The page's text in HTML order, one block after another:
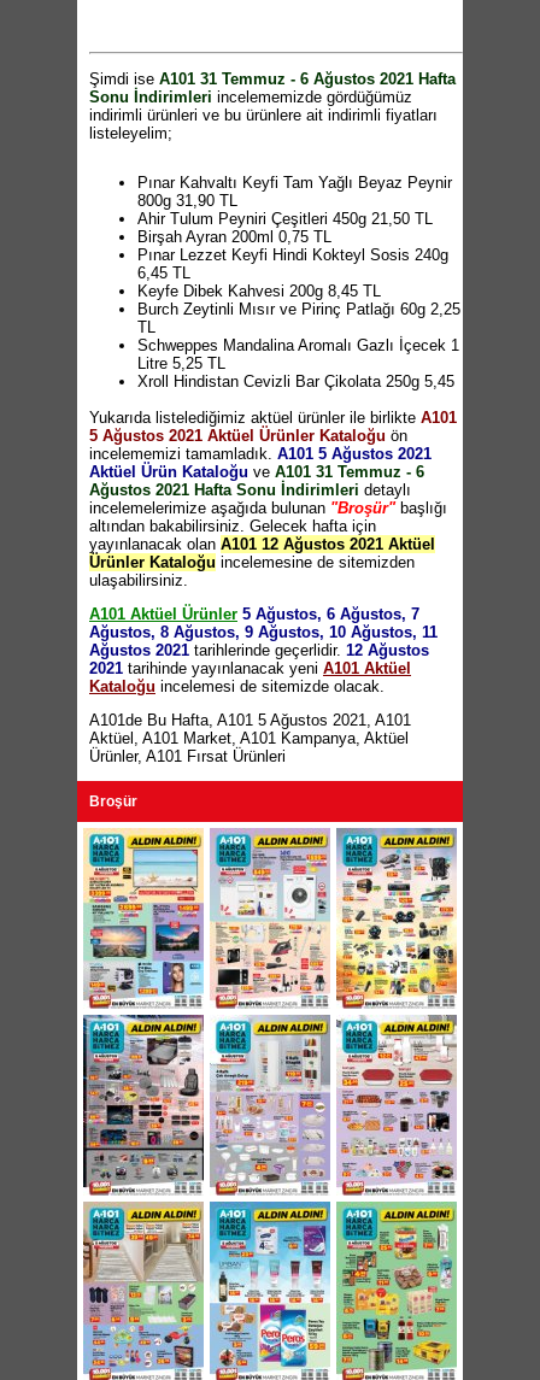
Led 99,95 TL
Piranha Hasır Oto Minderi 49,95 TL
Piranha Araç İçi Koltuk Arkası Organizer 2'li
15,95 TL
Piranha Araç İçi Şişme Yatak 199,95 TL
Piranha Animasyonlu Kayar Sinyal Sinyal ve
Piranha Animasyonlu Bagaj Altı Kayar Led
59,95 TL
Piranha Dijital Hava Kompresörü 129,95 TL
Piranha Araç Tipi El Süpürgesi 59,95 TL
Piranha Araç İçi 220V Dönüştürücü 129,95 TL
Piranha Bluetooth Aux Araç Kiti 19,95 TL
Piranha Yan Cam Güneşlik Seti 2'li 12,95 TL
Piranha Araç İçi Soğutucu Çiftli Vantilatör 65
TL
Piranha Araç İçi Soğutucu Vantilatör 39,95 TL
Piranha Oto Çakmak Çoklayıcı 21,95 TL
Piranha Mıknatıslı Telefon Tutucu 9,95 TL
Piranha Araç İçi Telefon Tutucu 17,95 TL
Piranha Dikiz Aynası Telefon Tutucu 24,95 TL
Piranha Arka Koltuk Telefon tutucu ve Askı
12,95 TL
Piranha Direksiyon Topuzu 17,95 TL
Piranha Oto Sökülebilir Jant Boyası ve Yüzey
Kaplama 27,95 TL
Piranha Araç İçi Kaydırmaz Tutucu Büyük
Ped 14,95 TL
Piranha Çekme Halatı 26,95 TL
Piranha Lastik Tamir Kiti 450ml 19,95 TL
Piranha Oto Ön Cam Güneşlik 12,95 TL
Piranha Tek Fiyat Oto Aksesuarları 9,95 TL
Samsung Mikrodalga Fırın 639 TL
Deerma VC25 Şarjlı Dik Süpürge 699 TL
LAV Pembe Tabaklı Çay Seti 12 Parça 47,95
TL
LAV Kapaklı Şişe 1200cc 12,95 TL
Borosilikat Cam Cezve 350ml 14,95 TL
Mermer Desenli Sunum Tabakları 7,50 TL
Keramika Çift Renkli Çerezlik 4,95 TL
Kalp / Yıldız Cam Tabak 15cm 2,95 TL
Paşabahçe Kare Borcam Tepsi 1950cc 21,95
TL
Paşabahçe Plastik Kapaklı Kare Borcam
1950cc 25,95 TL
Ayaklı Kapaklı Cam Servis Tabağı 31cm
29,95 TL
Silindir Saklama Kabı 2'li 34,95 TL
Kare Saklama Kabı Çeşitleri 3'lü 36,95 TL
Kulplu Desenli Cam Yağlık 1 Litre 8,50 TL
Tek Fiyat Plastik Ürünler 4,95 TL
Çok Amaçlı Organizer 12,50 TL
Kahve Bardağı 500ml 2,95 TL
Toka / Çorap Düzenleyici 3,95 TL
Ahşap Mutfak Gereçleri 6,95 TL
3'ü 1 Arada French Press 600ml 29,95 TL
Rooc Meyve Bıçağı 6'lı 14,95 TL
Silikon Askı 9,95 TL
Lisanslı Bardak Çeşitleri 4,95 TL
Seramik Mama Tabağı 29,5cm 9,95 TL
5 Raflı Kitaplık 119,95 TL
4 Raflı Çok Amaçlı Dolap 219,95 TL
Singer Dikiş Makinesi 649 TL
Schafer Chef Mix Mega Blender Seti 299 TL
Arzum Steampro Seramik Tabanlı Ütü 219 TL
Arzum Choppy Doğrayıcı 179 TL
Arzum Nuvo Saç Düzleştirici 149 TL
Aprilla Bluetooth Akıllı Banyo Baskülü 99,95
TL
Kaymaz Taban Saçaklı Yolluk 80x150cm
Şimdi ise A101 31 Temmuz - 6 Ağustos 2021 Hafta
Sonu İndirimleri incelememizde gördüğümüz
indirimli ürünleri ve bu ürünlere ait indirimli fiyatları
listeleyelim;
Pınar Kahvaltı Keyfi Tam Yağlı Beyaz Peynir
800g 31,90 TL
Ahir Tulum Peyniri Çeşitleri 450g 21,50 TL
Birşah Ayran 200ml 0,75 TL
Pınar Lezzet Keyfi Hindi Kokteyl Sosis 240g
6,45 TL
Keyfe Dibek Kahvesi 200g 8,45 TL
Burch Zeytinli Mısır ve Pirinç Patlağı 60g 2,25
TL
Schweppes Mandalina Aromalı Gazlı İçecek 1
Litre 5,25 TL
Xroll Hindistan Cevizli Bar Çikolata 250g 5,45
Dove Şampuan Çeşitleri 600ml 17,90 TL
Mistral Kağıt Havlu 6'lı 11,50 TL
Burcu Domates Salçası 1200g 10,45 TL(10
TL ve üzeri alışverişlerde geçerlidir)
Marmarabirlik Yağlı Salamura Zeytin 500g
11,95 TL(10 TL ve üzeri alışverişlerde
geçerlidir)
Yukarıda listelediğimiz aktüel ürünler ile birlikte A101
5 Ağustos 2021 Aktüel Ürünler Kataloğu ön
incelememizi tamamladık. A101 5 Ağustos 2021
Aktüel Ürün Kataloğu ve A101 31 Temmuz - 6
Ağustos 2021 Hafta Sonu İndirimleri detaylı
incelemelerimize aşağıda bulunan "Broşür"başlığı
altından bakabilirsiniz. Gelecek hafta için
yayınlanacak olan A101 12 Ağustos 2021 Aktüel
Ürünler Kataloğu incelemesine de sitemizden
ulaşabilirsiniz.
A101 Aktüel Ürünler 5 Ağustos, 6 Ağustos, 7
Ağustos, 8 Ağustos, 9 Ağustos, 10 Ağustos, 11
Ağustos 2021 tarihlerinde geçerlidir. 12 Ağustos
2021 tarihinde yayınlanacak yeni A101 Aktüel
Kataloğu incelemesi de sitemizde olacak.
A101de Bu Hafta A101 5 Ağustos 2021 A101
Aktüel A101 Market A101 Kampanya Aktüel
Ürünler, A101 Fırsat Ürünleri
Broşür